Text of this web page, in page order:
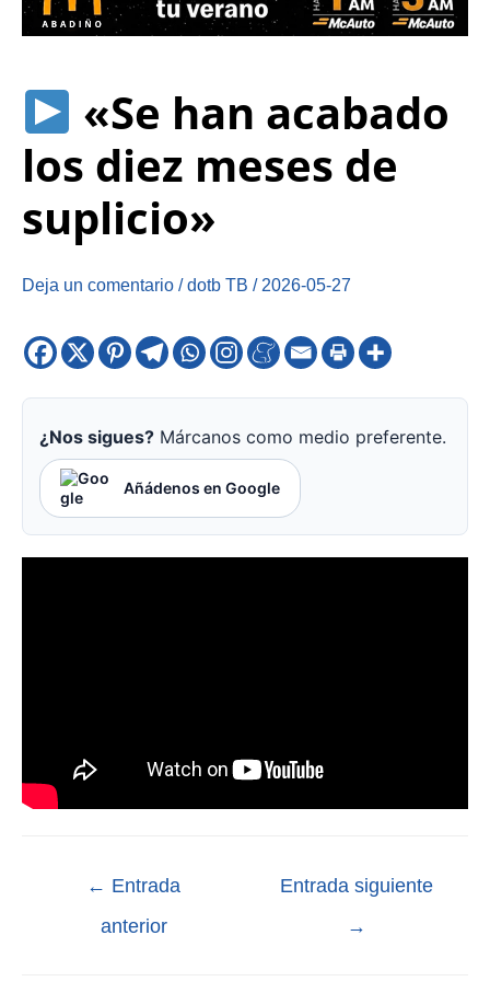
«Se han acabado
los diez meses de
suplicio»
Deja un comentario /dotb TB / 2026-05-27
¿Nos sigues? Márcanos como medio preferente.
Añádenos en Google
← Entrada
anterior
Entrada siguiente
→